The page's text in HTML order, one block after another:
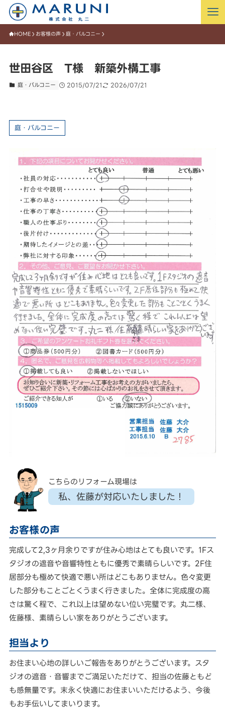
HOME お客様の声 庭・バルコニー
世田谷区 T様 新築外構工事
庭・バルコニー 2015/07/21 2026/07/21
庭・バルコニー
こちらのリフォーム現場は
私、佐藤が対応いたしました！
お客様の声
完成して2,3ヶ月余りですが住み心地はとても良いです。1Fス
タジオの遮音や音響特性ともに優秀で素晴らしいです。2F住
居部分も極めて快適で悪い所はどこもありません。色々変更
した部分もことごとくうまく行きました。全体に完成度の高
さは驚く程で、これ以上は望めない位い完璧です。丸二様、
佐藤様、素晴らしい家をありがとうございます。
担当より
お住まい心地の詳しいご報告をありがとうございます。スタ
ジオの遮音・音響までご満足いただけて、担当の佐藤ともど
も感無量です。末永く快適にお住まいいただけるよう、今後
もお手伝いしてまいります。